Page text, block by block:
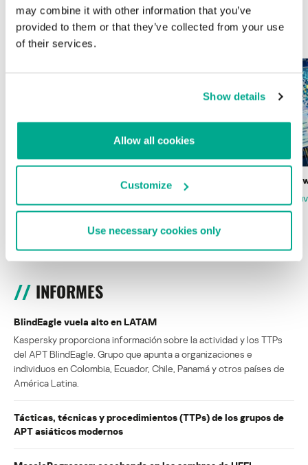
may combine it with other information that you’ve
provided to them or that they’ve collected from your use
of their services.
Show details
Allow all cookies
Customize
Use necessary cookies only
ÚLTIMAS PUBLICACIONES
Wardriving en México: preparativos para
ISABEL MANJARREZ
Estado del
MARC
DARYA GORODILOVA
INFORMES
BlindEagle vuela alto en LATAM
Kaspersky proporciona información sobre la actividad y los TTPs
del APT BlindEagle. Grupo que apunta a organizaciones e
individuos en Colombia, Ecuador, Chile, Panamá y otros países de
América Latina.
Tácticas, técnicas y procedimientos (TTPs) de los grupos de
APT asiáticos modernos